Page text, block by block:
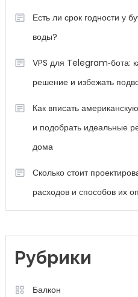
Есть ли срок годности у
воды?
VPS для Telegram‑бота:
решение и избежать
Как вписать
и подобрать идеальные
дома
Сколько стоит
расходов и способов их
Рубрики
Балкон